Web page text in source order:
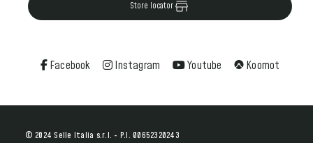
Facebook Instagram Youtube Koomot
Store locator
© 2024 Selle Italia s.r.l. - P.I. 00652320243